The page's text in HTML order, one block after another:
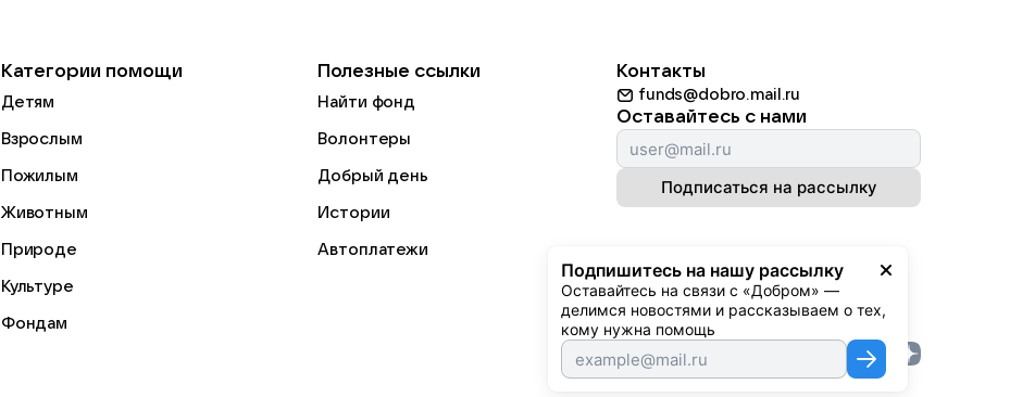
Подпишитесь на нашу рассылку
Оставайтесь на связи с «Добром» —
делимся новостями и рассказываем о тех,
кому нужна помощь
Категории помощи
Детям
Взрослым
Пожилым
Животным
Природе
Культуре
Фондам
Полезные ссылки
Найти фонд
Волонтеры
Добрый день
Истории
Автоплатежи
Контакты
funds@dobro.mail.ru
Оставайтесь с нами
Подписаться на рассылку